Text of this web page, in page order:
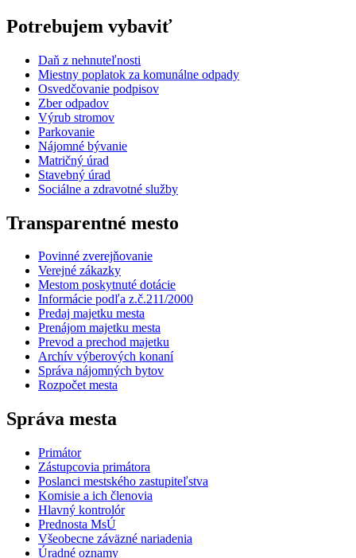
Potrebujem vybaviť
Daň z nehnuteľnosti
Miestny poplatok za komunálne odpady
Osvedčovanie podpisov
Zber odpadov
Výrub stromov
Parkovanie
Nájomné bývanie
Matričný úrad
Stavebný úrad
Sociálne a zdravotné služby
Transparentné mesto
Povinné zverejňovanie
Verejné zákazky
Mestom poskytnuté dotácie
Informácie podľa z.č.211/2000
Predaj majetku mesta
Prenájom majetku mesta
Prevod a prechod majetku
Archív výberových konaní
Správa nájomných bytov
Rozpočet mesta
Správa mesta
Primátor
Zástupcovia primátora
Poslanci mestského zastupiteľstva
Komisie a ich členovia
Hlavný kontrolór
Prednosta MsÚ
Všeobecne záväzné nariadenia
Úradné oznamy